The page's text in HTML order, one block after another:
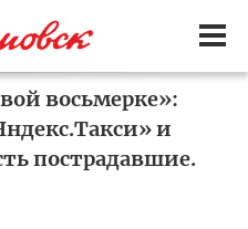
восьмерке»:
и
пострадавшие.